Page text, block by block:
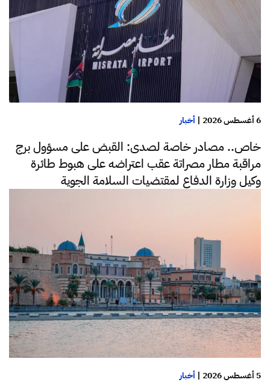
6 أغسطس 2026 | أخبار
خاص.. مصادر خاصة لصدى: القبض على مسؤول برج
مراقبة مطار مصراتة عقب اعتراضه على هبوط طائرة
وكيل وزارة الدفاع لمقتضيات السلامة الجوية
5 أغسطس 2026 | أخبار